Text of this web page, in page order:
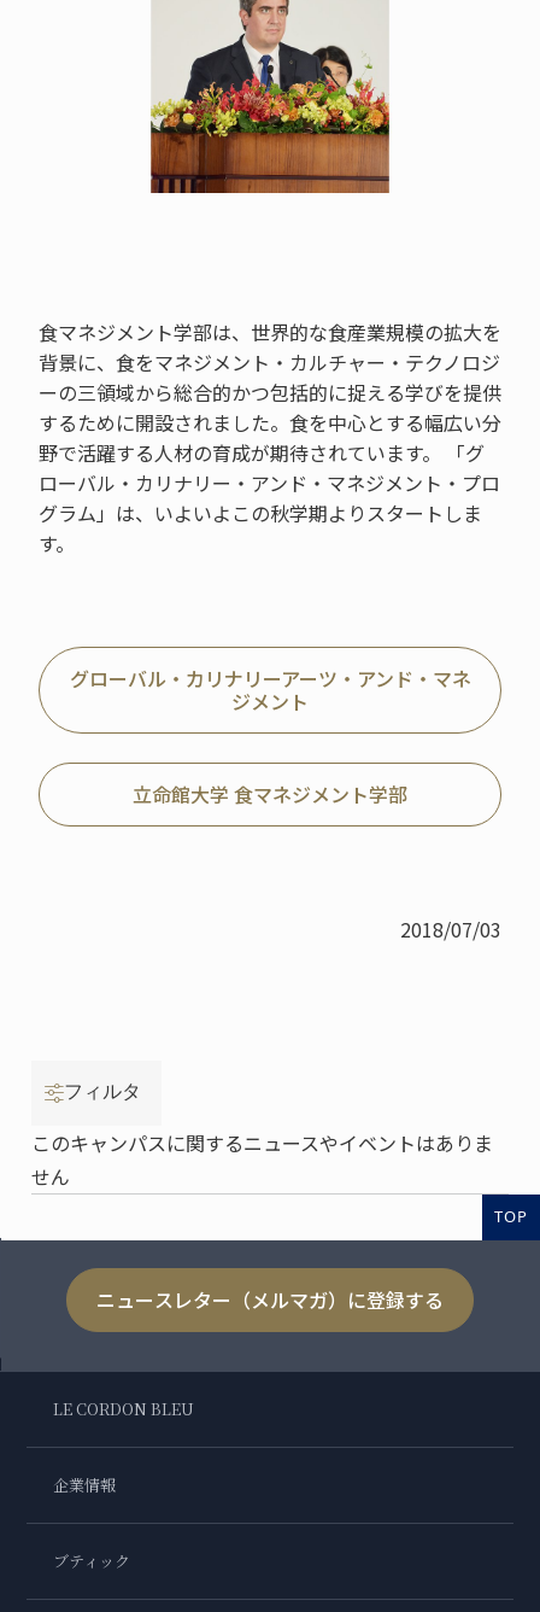
食マネジメント学部は、世界的な食産業規模の拡大を
背景に、食をマネジメント・カルチャー・テクノロジ
ーの三領域から総合的かつ包括的に捉える学びを提供
するために開設されました。食を中心とする幅広い分
野で活躍する人材の育成が期待されています。 「グ
ローバル・カリナリー・アンド・マネジメント・プロ
グラム」は、いよいよこの秋学期よりスタートしま
す。
グローバル・カリナリーアーツ・アンド・マネ
ジメント
立命館大学 食マネジメント学部
2018/07/03
フィルタ
このキャンパスに関するニュースやイベントはありま
せん
TOP
ニュースレター（メルマガ）に登録する
LE CORDON BLEU
企業情報
ブティック